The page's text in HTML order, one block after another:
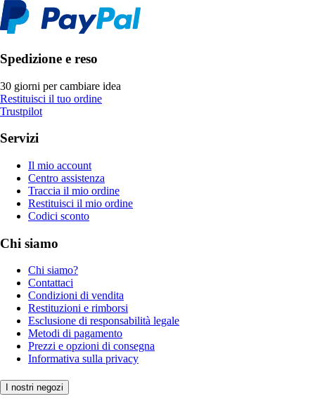
Spedizione e reso
30 giorni per cambiare idea
Restituisci il tuo ordine
Trustpilot
Servizi
Il mio account
Centro assistenza
Traccia il mio ordine
Restituisci il mio ordine
Codici sconto
Chi siamo
Chi siamo?
Contattaci
Condizioni di vendita
Restituzioni e rimborsi
Esclusione di responsabilità legale
Metodi di pagamento
Prezzi e opzioni di consegna
Informativa sulla privacy
I nostri negozi